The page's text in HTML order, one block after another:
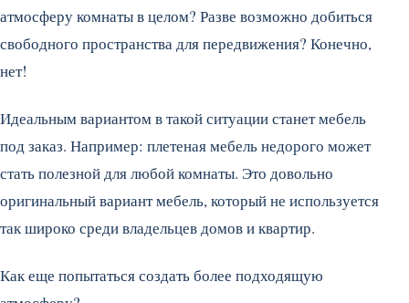
атмосферу комнаты в целом? Разве возможно добиться
свободного пространства для передвижения? Конечно,
нет!
Идеальным вариантом в такой ситуации станет мебель
под заказ. Например: плетеная мебель недорого может
стать полезной для любой комнаты. Это довольно
оригинальный вариант мебель, который не используется
так широко среди владельцев домов и квартир.
Как еще попытаться создать более подходящую